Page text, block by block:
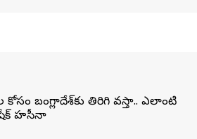
కోసం బంగ్లాదేశ్‌కు తిరిగి వస్తా.. ఎలాంటి
హసీనా